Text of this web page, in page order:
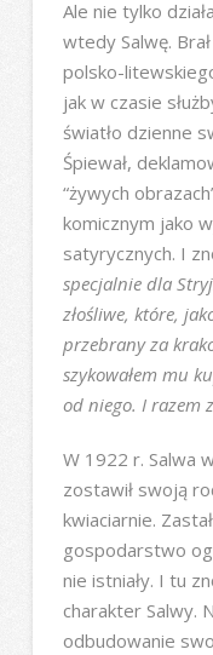
Ale nie tylko
wtedy Salwę.
polsko-
jak w czasie
światło dzienne
Śpiewał,
“żywych
komicznym jako
satyrycznych. I
specjalnie dla
złośliwe, które,
przebrany za
szykowałem mu
od niego. I razem
W 1922 r. Salwa
zostawił swoją
kwiaciarnie.
gospodarstwo
nie istniały. I tu
charakter Salwy.
odbudowanie